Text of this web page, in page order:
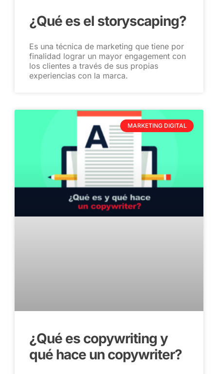
¿Qué es el storyscaping?
Es una técnica de marketing que tiene por
finalidad lograr un mayor engagement con
los clientes a través de sus propias
experiencias con la marca.
MARKETING DIGITAL
¿Qué es copywriting y
qué hace un copywriter?